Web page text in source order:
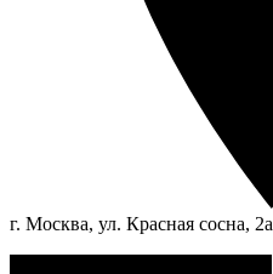
г. Москва, ул. Красная сосна, 2а